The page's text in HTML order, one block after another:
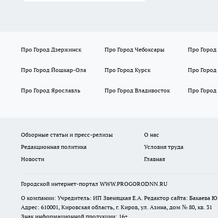
Про Город Дзержинск Про Город Чебоксары Про Город
Про Город Йошкар-Ола Про Город Курск Про
Про Город Ярославль Про Город Владивосток Про Город
Обзорные статьи и пресс-релизы О нас
Редакционная политика
Условия труда
Новости
Главная
Городской интернет-портал WWW.PROGORODNN.RU
О компании: Учредитель: ИП Звеняцкая Е.А. Редактор сайта: Бакаева
Адрес: 610001, Кировская область, г. Киров, ул. Азина, дом № 80, кв. 31
Знак информационной продукции: 16+